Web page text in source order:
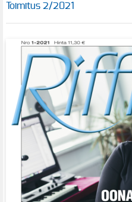
Toimitus 2/2021